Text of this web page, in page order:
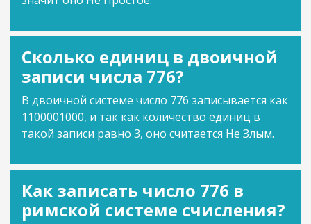
Сколько единиц в двоичной
записи числа 776?
В двоичной системе число 776 записывается как
1100001000, и так как количество единиц в
такой записи равно 3, оно считается Не Злым.
Как записать число 776 в
римской системе счисления?